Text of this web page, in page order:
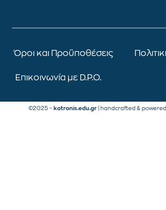
Όροι και Προϋποθέσεις
Επικοινωνία με D.P.O.
©2025 – kotronis.edu.gr | handcrafted &